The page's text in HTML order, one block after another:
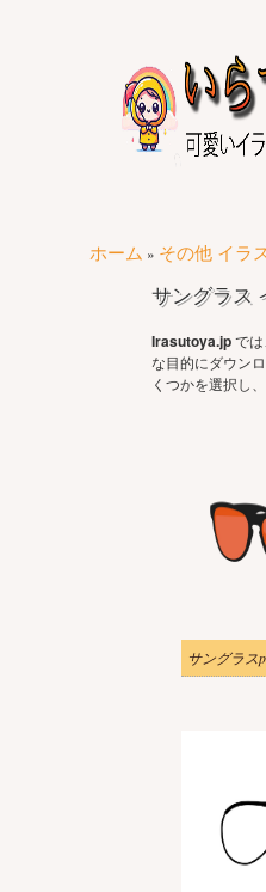
ホーム » その他 イラ
サングラス
Irasutoya.jpで
な目的にダウン
くつかを選択し
サングラス